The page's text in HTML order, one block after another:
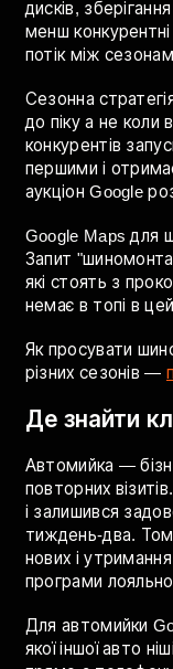
Шиномонтаж —
на рік і провали
як отримувати
Відповідь —
балансування
дисків,
менш
потік між
Сезонна
до піку а не
конкурентів
аукціон Google
Запит
немає в топі в
Як просувати
різних сезонів
Де знайти
Автомийка —
повторних